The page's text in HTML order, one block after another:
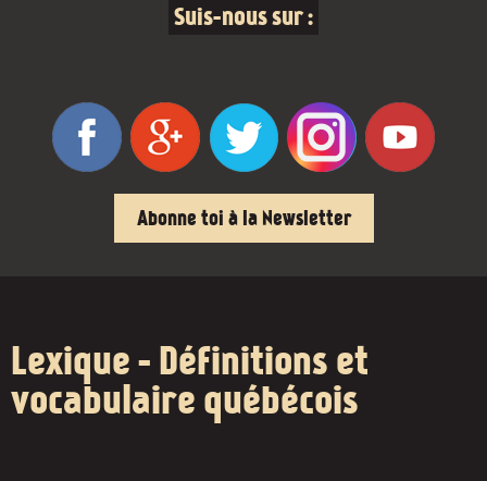
Suis-nous sur :
Abonne toi à la Newsletter
Lexique - Définitions et
vocabulaire québécois